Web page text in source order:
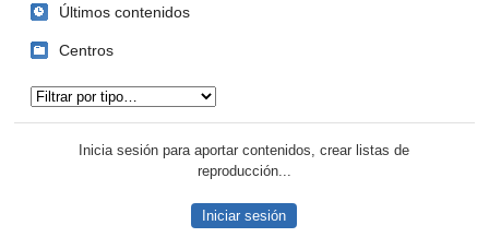
Últimos contenidos
Centros
Inicia sesión para aportar contenidos, crear listas de
reproducción...
Iniciar sesión